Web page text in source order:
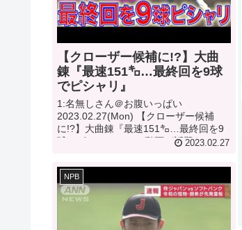
【クローザー候補に!?】大曲
錬『最速151㌔…最終回を9球
でピシャリ』
1:名無しさん＠お腹いっぱい
2023.02.27(Mon) 【クローザー候補
に!?】大曲錬『最速151㌔…最終回を9
球でピシャリ』って動画が話題らしい
2023.02.27(Mon) This mo...
2023.02.27
NPB